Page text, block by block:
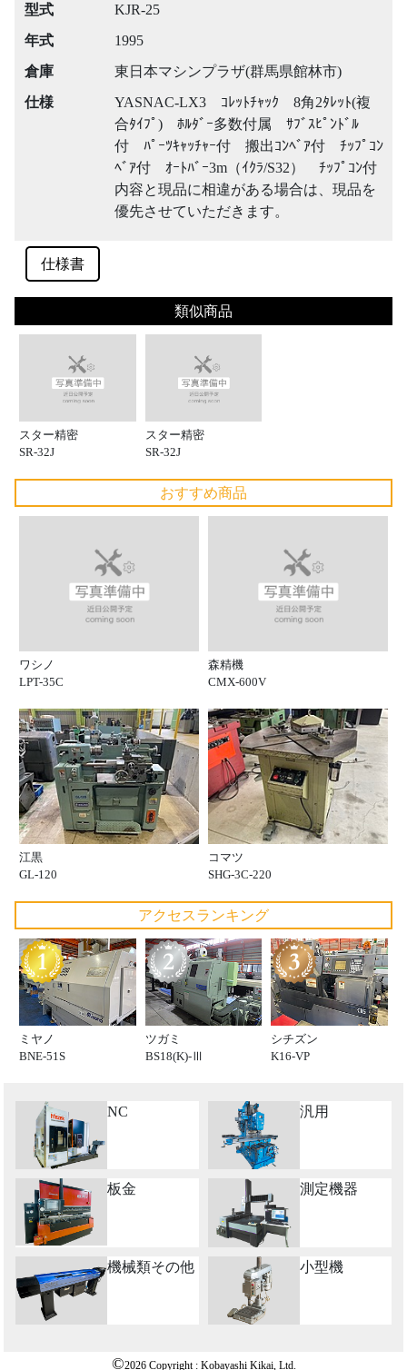
型式
KJR-25
年式
1995
倉庫
東日本マシンプラザ(群馬県館林市)
仕様
YASNAC-LX3 ｺﾚｯﾄﾁｬｯｸ 8角2ﾀﾚｯﾄ(複
合ﾀｲﾌﾟ) ﾎﾙﾀﾞｰ多数付属 ｻﾌﾞｽﾋﾟﾝﾄﾞﾙ
付 ﾊﾟｰﾂｷｬｯﾁｬｰ付 搬出ｺﾝﾍﾞｱ付 ﾁｯﾌﾟｺﾝ
ﾍﾞｱ付 ｵｰﾄﾊﾞｰ3m（ｲｸﾗ/S32） ﾁｯﾌﾟｺﾝ付
内容と現品に相違がある場合は、現品を
優先させていただきます。
仕様書
類似商品
スター精密
SR-32J
スター精密
SR-32J
おすすめ商品
ワシノ
LPT-35C
森精機
CMX-600V
江黒
GL-120
コマツ
SHG-3C-220
アクセスランキング
ミヤノ
BNE-51S
ツガミ
BS18(K)-Ⅲ
シチズン
K16-VP
NC 汎用
板金 測定機器
機械類その他 小型機
©2026 Copyright : Kobayashi Kikai, Ltd.